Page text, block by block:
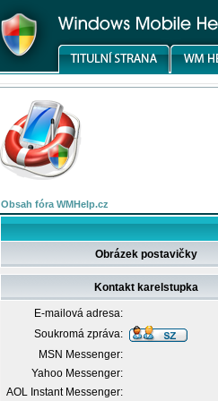
Obsah fóra WMHelp.cz
Obrázek postavičky
Kontakt karelstupka
E-mailová adresa:
Soukromá zpráva:
MSN Messenger:
Yahoo Messenger:
AOL Instant Messenger: